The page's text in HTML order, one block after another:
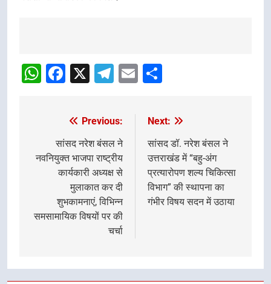
navigation
WhatsApp
Facebook
X Telegram
Email
navigation
Previous:
सांसद नरेश बंसल ने
नवनियुक्त भाजपा राष्ट्रीय
कार्यकारी अध्यक्ष से
मुलाकात कर दी
शुभकामनाएं, विभिन्न
समसामायिक विषयों पर की
चर्चा
Next:
सांसद डॉ. नरेश बंसल ने
उत्तराखंड में “बहु-अंग
प्रत्यारोपण शल्य चिकित्सा
विभाग” की स्थापना का
गंभीर विषय सदन में उठाया